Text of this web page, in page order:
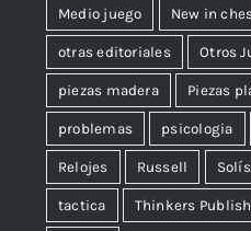
Medio juego New in
otras editoriales Otros
piezas madera Piezas
problemas psicologia
Relojes Russell Solís
tactica Thinkers